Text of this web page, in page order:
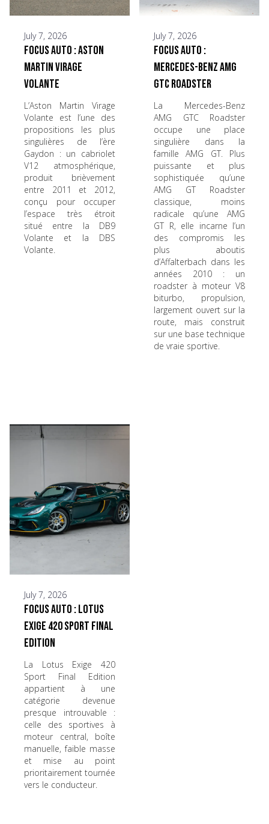
July 7, 2026
Focus Auto : Aston
Martin Virage
Volante
L’Aston Martin Virage
Volante est l’une des
propositions les plus
singulières de l’ère
Gaydon : un cabriolet
V12 atmosphérique,
produit brièvement
entre 2011 et 2012,
conçu pour occuper
l’espace très étroit
situé entre la DB9
Volante et la DBS
Volante.
July 7, 2026
Focus Auto :
Mercedes-Benz AMG
GTC Roadster
La Mercedes-Benz
AMG GTC Roadster
occupe une place
singulière dans la
famille AMG GT. Plus
puissante et plus
sophistiquée qu’une
AMG GT Roadster
classique, moins
radicale qu’une AMG
GT R, elle incarne l’un
des compromis les
plus aboutis
d’Affalterbach dans les
années 2010 : un
roadster à moteur V8
biturbo, propulsion,
largement ouvert sur la
route, mais construit
sur une base technique
de vraie sportive.
July 7, 2026
Focus Auto : Lotus
Exige 420 Sport Final
Edition
La Lotus Exige 420
Sport Final Edition
appartient à une
catégorie devenue
presque introuvable :
celle des sportives à
moteur central, boîte
manuelle, faible masse
et mise au point
prioritairement tournée
vers le conducteur.